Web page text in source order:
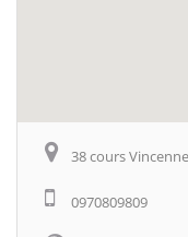
38 cours
0970809809